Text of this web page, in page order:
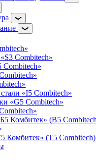
Combitech»
«I5 Combitech»
«G5 Combitech»
Комбитек» (B5
Комбитек» (T5 Combitech)